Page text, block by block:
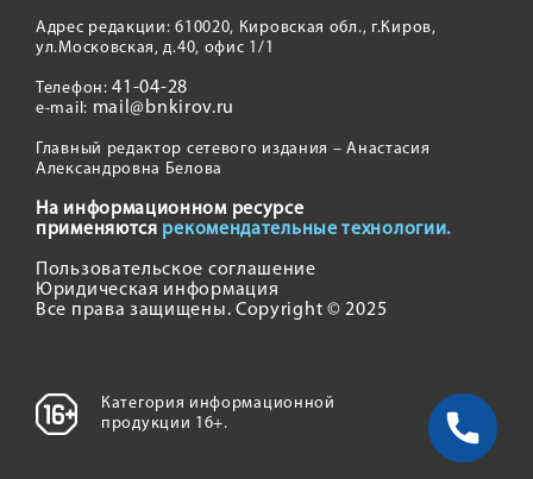
Адрес редакции: 610020, Кировская обл., г.Киров,
ул.Московская, д.40, офис 1/1
Телефон:41-04-28
e-mail: mail@bnkirov.ru
Главный редактор сетевого издания – Анастасия
Александровна Белова
На информационном ресурсе
применяются рекомендательные технологии.
Пользовательское соглашение
Юридическая информация
Все права защищены. Copyright © 2025
Категория информационной
продукции 16+.